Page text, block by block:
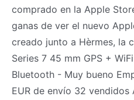
comprado en la Apple
ganas de ver el nuevo
creado junto a Hèrmes, la
Series 7 45 mm GPS +
Bluetooth - Muy bueno
EUR de envío 32